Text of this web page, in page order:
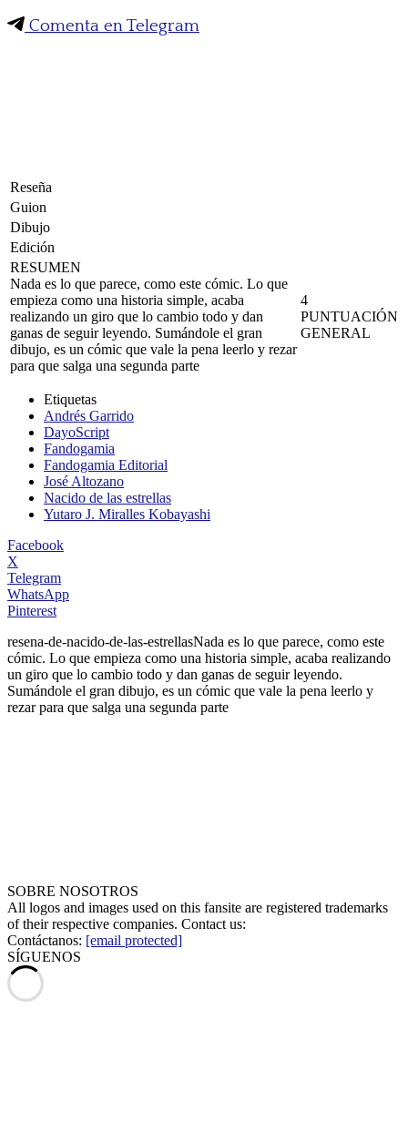
Comenta en Telegram
Reseña
Guion
Dibujo
Edición
RESUMEN
Nada es lo que parece, como este cómic. Lo que
empieza como una historia simple, acaba
realizando un giro que lo cambio todo y dan
ganas de seguir leyendo. Sumándole el gran
dibujo, es un cómic que vale la pena leerlo y rezar
para que salga una segunda parte
4
PUNTUACIÓN
GENERAL
Etiquetas
Andrés Garrido
DayoScript
Fandogamia
Fandogamia Editorial
José Altozano
Nacido de las estrellas
Yutaro J. Miralles Kobayashi
Facebook
X
Telegram
WhatsApp
Pinterest
resena-de-nacido-de-las-estrellasNada es lo que parece, como este
cómic. Lo que empieza como una historia simple, acaba realizando
un giro que lo cambio todo y dan ganas de seguir leyendo.
Sumándole el gran dibujo, es un cómic que vale la pena leerlo y
rezar para que salga una segunda parte
SOBRE NOSOTROS
All logos and images used on this fansite are registered trademarks
of their respective companies. Contact us:
Contáctanos: [email protected]
SÍGUENOS